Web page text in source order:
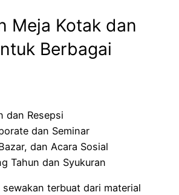
Meja Kotak dan
Berbagai
dan Resepsi
dan Seminar
dan Acara Sosial
Tahun dan Syukuran
sewakan terbuat dari material